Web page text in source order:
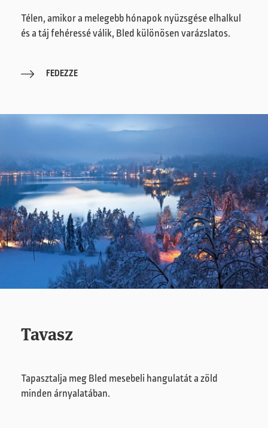
Télen, amikor a melegebb hónapok nyüzsgése elhalkul
és a táj fehéressé válik, Bled különösen varázslatos.
FEDEZZE
Tavasz
Tapasztalja meg Bled mesebeli hangulatát a zöld
minden árnyalatában.